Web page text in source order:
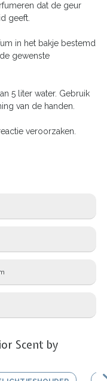
dat de geur
geeft.
in het bakje bestemd
gewenste
5 liter water. Gebruik
van de handen.
veroorzaken.
Scent by